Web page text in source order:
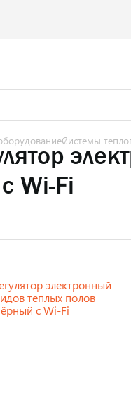
Системы
Wi-Fi